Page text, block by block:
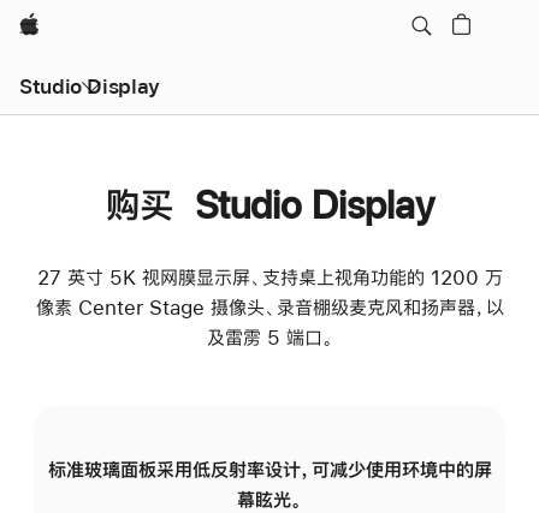
Apple
Studio Display
购买 Studio Display
27 英寸 5K 视网膜显示屏、支持桌上视角功能的 1200 万
像素 Center Stage 摄像头、录音棚级麦克风和扬声器，以
及雷雳 5 端口。
标准玻璃面板采用低反射率设计，可减少使用环境中的屏
幕眩光。